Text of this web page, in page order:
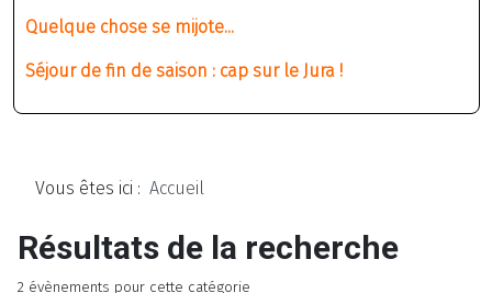
Quelque chose se mijote...
Séjour de fin de saison : cap sur le Jura !
Vous êtes ici : Accueil
Résultats de la recherche
2 évènements pour cette catégorie